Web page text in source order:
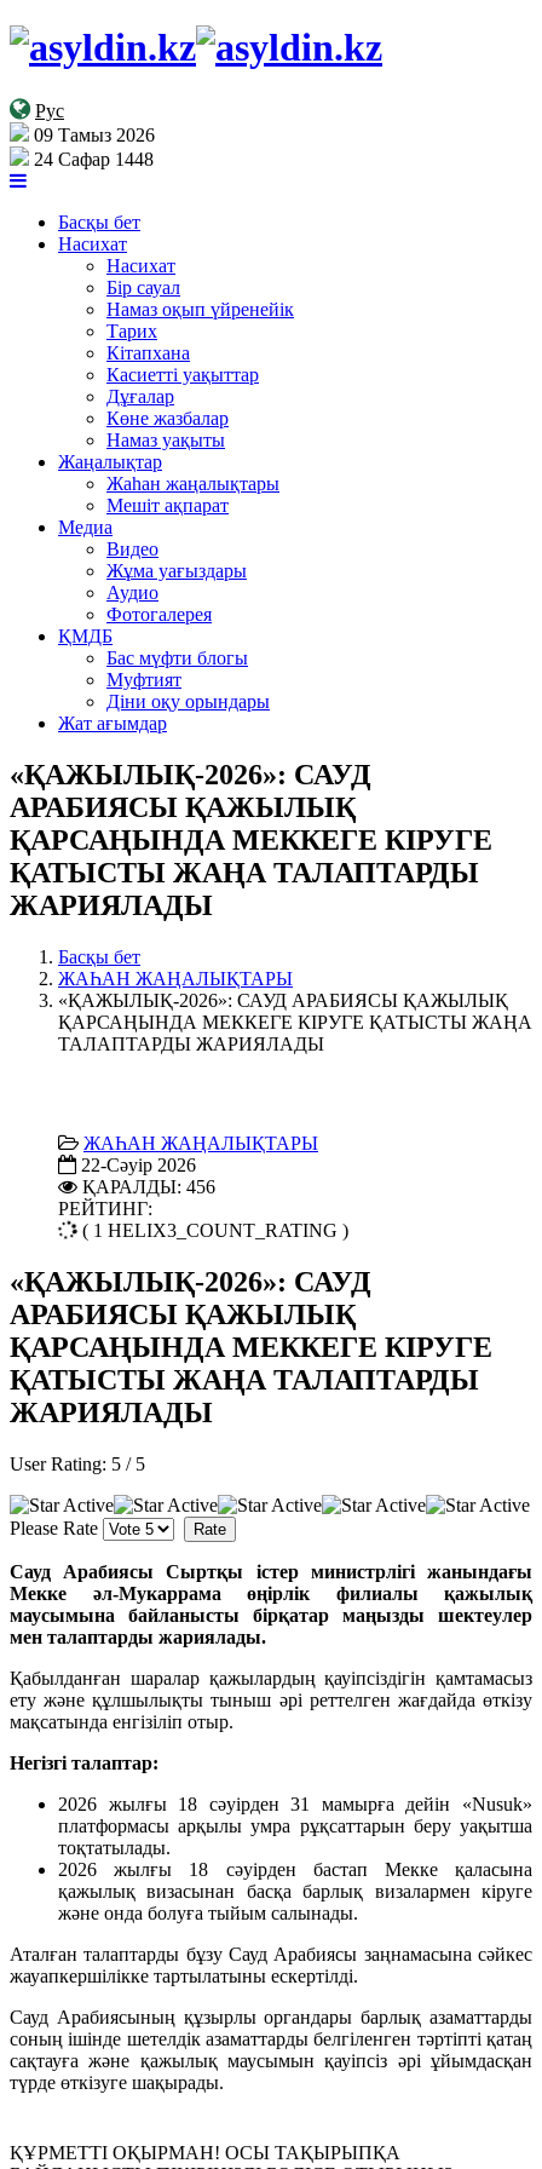
Рус
09 Тамыз 2026
24 Сафар 1448
Басқы бет
Насихат
Насихат
Бір сауал
Намаз оқып үйренейік
Тарих
Кітапхана
Касиетті уақыттар
Дұғалар
Көне жазбалар
Намаз уақыты
Жаңалықтар
Жаһан жаңалықтары
Мешіт ақпарат
Медиа
Видео
Жұма уағыздары
Аудио
Фотогалерея
ҚМДБ
Бас мүфти блогы
Муфтият
Діни оқу орындары
Жат ағымдар
«ҚАЖЫЛЫҚ-2026»: САУД
АРАБИЯСЫ ҚАЖЫЛЫҚ
ҚАРСАҢЫНДА МЕККЕГЕ КІРУГЕ
ҚАТЫСТЫ ЖАҢА ТАЛАПТАРДЫ
ЖАРИЯЛАДЫ
Басқы бет
ЖАҺАН ЖАҢАЛЫҚТАРЫ
«ҚАЖЫЛЫҚ-2026»: САУД АРАБИЯСЫ ҚАЖЫЛЫҚ
ҚАРСАҢЫНДА МЕККЕГЕ КІРУГЕ ҚАТЫСТЫ ЖАҢА
ТАЛАПТАРДЫ ЖАРИЯЛАДЫ
ЖАҺАН ЖАҢАЛЫҚТАРЫ
22-Сәуір 2026
ҚАРАЛДЫ: 456
РЕЙТИНГ:
( 1 HELIX3_COUNT_RATING )
«ҚАЖЫЛЫҚ-2026»: САУД
АРАБИЯСЫ ҚАЖЫЛЫҚ
ҚАРСАҢЫНДА МЕККЕГЕ КІРУГЕ
ҚАТЫСТЫ ЖАҢА ТАЛАПТАРДЫ
ЖАРИЯЛАДЫ
User Rating: 5 / 5
Please Rate
Сауд Арабиясы Сыртқы істер министрлігі жанындағы
Мекке әл-Мукаррама өңірлік филиалы қажылық
маусымына байланысты бірқатар маңызды шектеулер
мен талаптарды жариялады.
Қабылданған шаралар қажылардың қауіпсіздігін қамтамасыз
ету және құлшылықты тыныш әрі реттелген жағдайда өткізу
мақсатында енгізіліп отыр.
Негізгі талаптар:
2026 жылғы 18 сәуірден 31 мамырға дейін «Nusuk»
платформасы арқылы умра рұқсаттарын беру уақытша
тоқтатылады.
2026 жылғы 18 сәуірден бастап Мекке қаласына
қажылық визасынан басқа барлық визалармен кіруге
және онда болуға тыйым салынады.
Аталған талаптарды бұзу Сауд Арабиясы заңнамасына сәйкес
жауапкершілікке тартылатыны ескертілді.
Сауд Арабиясының құзырлы органдары барлық азаматтарды
соның ішінде шетелдік азаматтарды белгіленген тәртіпті қатаң
сақтауға және қажылық маусымын қауіпсіз әрі ұйымдасқан
түрде өткізуге шақырады.
ҚҰРМЕТТІ ОҚЫРМАН! ОСЫ ТАҚЫРЫПҚА